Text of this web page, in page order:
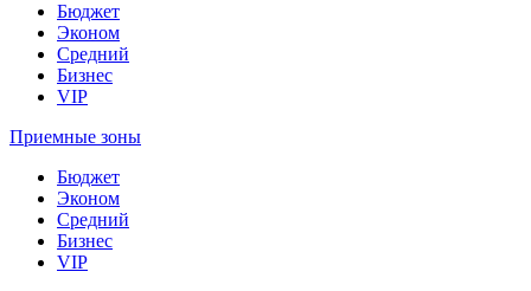
Бюджет
Эконом
Средний
Бизнес
VIP
Приемные зоны
Бюджет
Эконом
Средний
Бизнес
VIP